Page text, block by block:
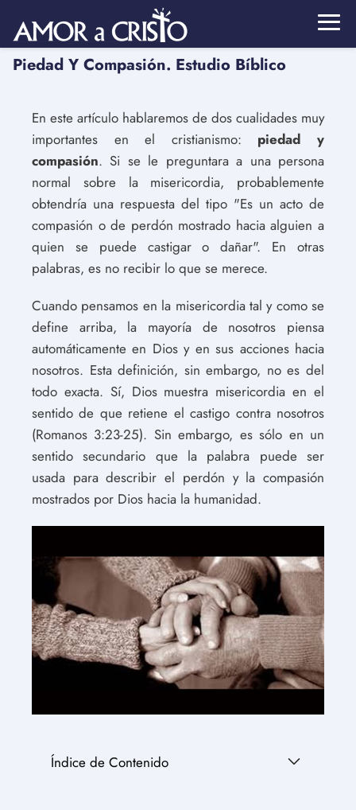
Piedad Y Compasión. Estudio Bíblico
En este artículo hablaremos de dos cualidades muy
importantes en el cristianismo: piedad y
compasión. Si se le preguntara a una persona
normal sobre la misericordia, probablemente
obtendría una respuesta del tipo "Es un acto de
compasión o de perdón mostrado hacia alguien a
quien se puede castigar o dañar". En otras
palabras, es no recibir lo que se merece.
Cuando pensamos en la misericordia tal y como se
define arriba, la mayoría de nosotros piensa
automáticamente en Dios y en sus acciones hacia
nosotros. Esta definición, sin embargo, no es del
todo exacta. Sí, Dios muestra misericordia en el
sentido de que retiene el castigo contra nosotros
(Romanos 3:23-25). Sin embargo, es sólo en un
sentido secundario que la palabra puede ser
usada para describir el perdón y la compasión
mostrados por Dios hacia la humanidad.
Índice de Contenido